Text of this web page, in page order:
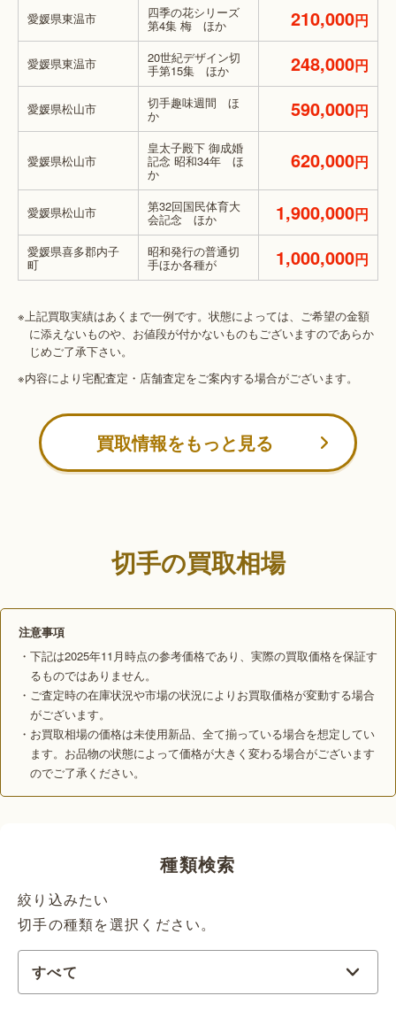
愛媛県東温市 四季の花シリーズ
第4集 梅 ほか 210,000円
愛媛県東温市 20世紀デザイン切
手第15集 ほか 248,000円
愛媛県松山市 切手趣味週間 ほ
か 590,000円
愛媛県松山市
皇太子殿下 御成婚
記念 昭和34年 ほ
か
620,000円
愛媛県松山市 第32回国民体育大
会記念 ほか 1,900,000円
愛媛県喜多郡内子
町
昭和発行の普通切
手ほか各種が 1,000,000円
※上記買取実績はあくまで一例です。状態によっては、ご希望の金額
に添えないものや、お値段が付かないものもございますのであらか
じめご了承下さい。
※内容により宅配査定・店舗査定をご案内する場合がございます。
買取情報をもっと見る
切手の買取相場
注意事項
・下記は2025年11月時点の参考価格であり、実際の買取価格を保証す
るものではありません。
・ご査定時の在庫状況や市場の状況によりお買取価格が変動する場合
がございます。
・お買取相場の価格は未使用新品、全て揃っている場合を想定してい
ます。お品物の状態によって価格が大きく変わる場合がございます
のでご了承ください。
種類検索
絞り込みたい
切手の種類を選択ください。